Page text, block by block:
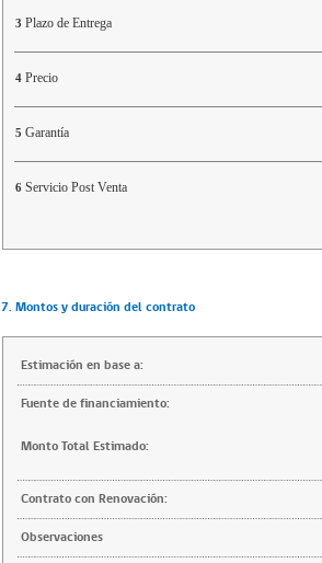
3 Plazo de Entrega
4 Precio
5 Garantía
6 Servicio Post Venta
7. Montos y duración del contrato
Estimación en base a:
Fuente de financiamiento:
Monto Total Estimado:
Contrato con Renovación:
Observaciones